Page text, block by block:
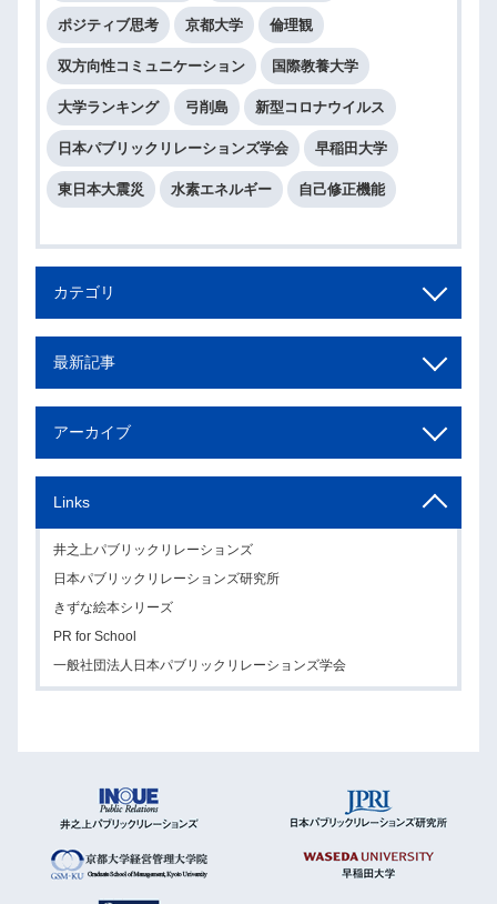
ポジティブ思考 京都大学 倫理観
双方向性コミュニケーション 国際教養大学
大学ランキング 弓削島 新型コロナウイルス
日本パブリックリレーションズ学会 早稲田大学
東日本大震災 水素エネルギー 自己修正機能
カテゴリ
最新記事
アーカイブ
Links
井之上パブリックリレーションズ
日本パブリックリレーションズ研究所
きずな絵本シリーズ
PR for School
一般社団法人日本パブリックリレーションズ学会